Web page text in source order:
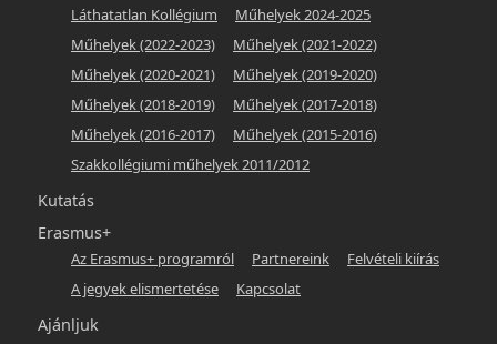
Láthatatlan Kollégium
Műhelyek 2024-2025
Műhelyek (2022-2023)
Műhelyek (2021-2022)
Műhelyek (2020-2021)
Műhelyek (2019-2020)
Műhelyek (2018-2019)
Műhelyek (2017-2018)
Műhelyek (2016-2017)
Műhelyek (2015-2016)
Szakkollégiumi műhelyek 2011/2012
Kutatás
Erasmus+
Az Erasmus+ programról Partnereink
Felvételi kiírás
A jegyek elismertetése
Kapcsolat
Ajánljuk